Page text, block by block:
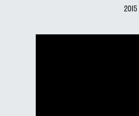
2015